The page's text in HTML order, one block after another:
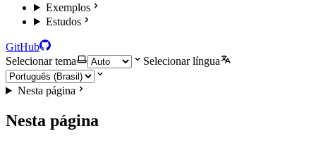
Exemplos
Estudos
GitHub
Selecionar tema
Selecionar língua
Nesta página
Nesta página